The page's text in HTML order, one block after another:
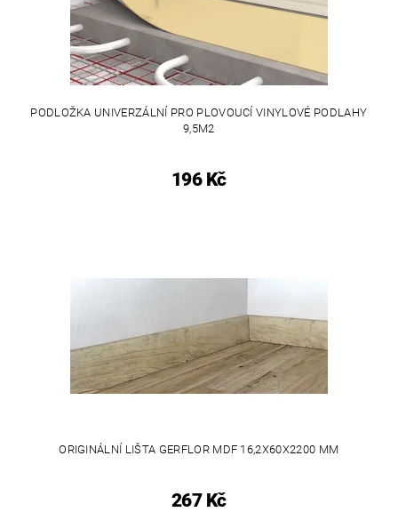
PODLOŽKA UNIVERZÁLNÍ PRO PLOVOUCÍ VINYLOVÉ PODLAHY
9,5M2
196 Kč
ORIGINÁLNÍ LIŠTA GERFLOR MDF 16,2X60X2200 MM
267 Kč